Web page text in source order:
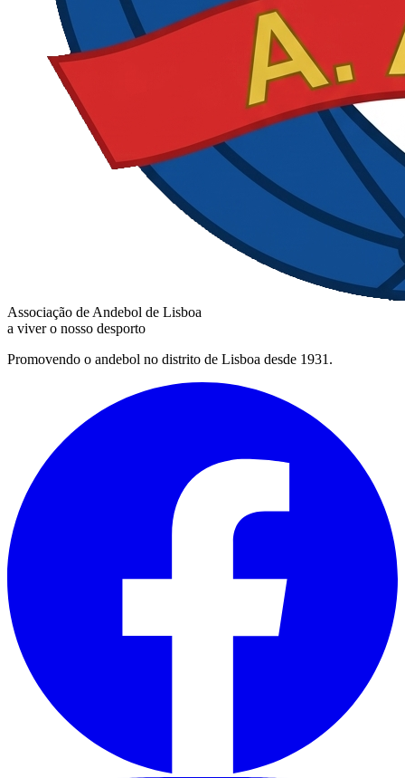
Associação de Andebol de Lisboa
a viver o nosso desporto
Promovendo o andebol no distrito de Lisboa desde 1931.